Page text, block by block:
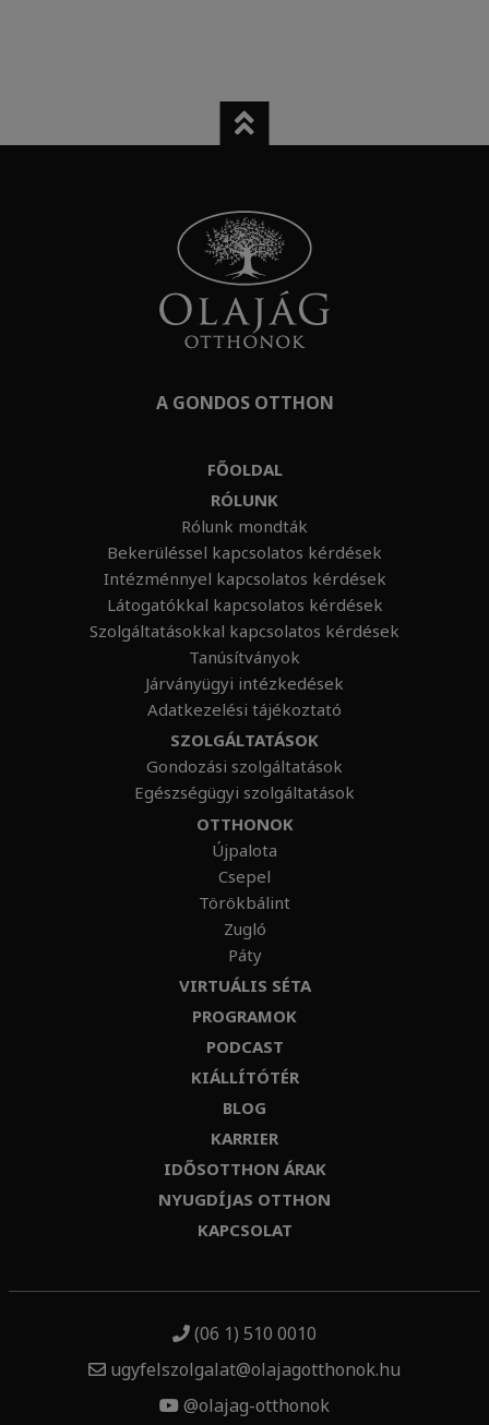
A GONDOS OTTHON
FŐOLDAL
RÓLUNK
Rólunk mondták
Bekerüléssel kapcsolatos kérdések
Intézménnyel kapcsolatos kérdések
Látogatókkal kapcsolatos kérdések
Szolgáltatásokkal kapcsolatos kérdések
Tanúsítványok
Járványügyi intézkedések
Adatkezelési tájékoztató
SZOLGÁLTATÁSOK
Gondozási szolgáltatások
Egészségügyi szolgáltatások
OTTHONOK
Újpalota
Csepel
Törökbálint
Zugló
Páty
VIRTUÁLIS SÉTA
PROGRAMOK
PODCAST
KIÁLLÍTÓTÉR
BLOG
KARRIER
IDŐSOTTHON ÁRAK
NYUGDÍJAS OTTHON
KAPCSOLAT
(06 1) 510 0010
ugyfelszolgalat@olajagotthonok.hu
@olajag-otthonok